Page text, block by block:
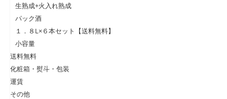
生熟成+火入れ熟成
パック酒
１．８L×６本セット【送料無料】
小容量
送料無料
化粧箱・熨斗・包装
運賃
その他